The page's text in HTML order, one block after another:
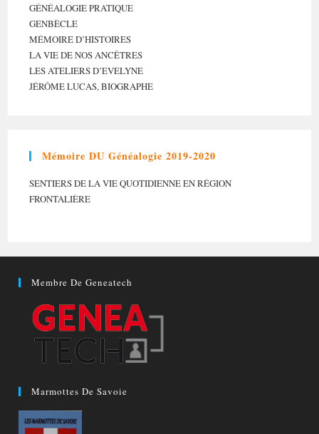
GÉNÉALOGIE PRATIQUE
GENBÈCLE
MÉMOIRE D’HISTOIRES
LA VIE DE NOS ANCÊTRES
LES ATELIERS D’EVELYNE
JÉRÔME LUCAS, BIOGRAPHE
Mémoire DU Généalogie 2019-2020
SENTIERS DE LA VIE QUOTIDIENNE EN RÉGION
FRONTALIÈRE
Membre De Geneatech
Marmottes De Savoie